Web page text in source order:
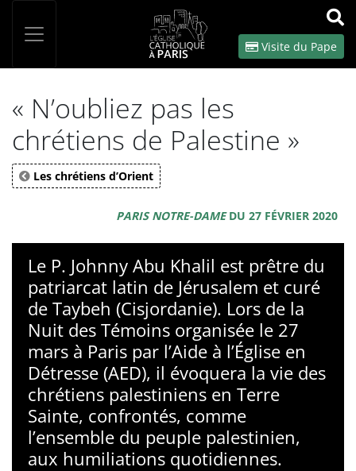
OK
Visite du Pape
« N’oubliez pas les
chrétiens de Palestine »
Les chrétiens d’Orient
PARIS NOTRE-DAMEDU 27 FÉVRIER 2020
Le P. Johnny Abu Khalil est prêtre du
patriarcat latin de Jérusalem et curé
de Taybeh (Cisjordanie). Lors de la
Nuit des Témoins organisée le 27
mars à Paris par l’Aide à l’Église en
Détresse (AED), il évoquera la vie des
chrétiens palestiniens en Terre
Sainte, confrontés, comme
l’ensemble du peuple palestinien,
aux humiliations quotidiennes.
Panneau de gestion des cookies